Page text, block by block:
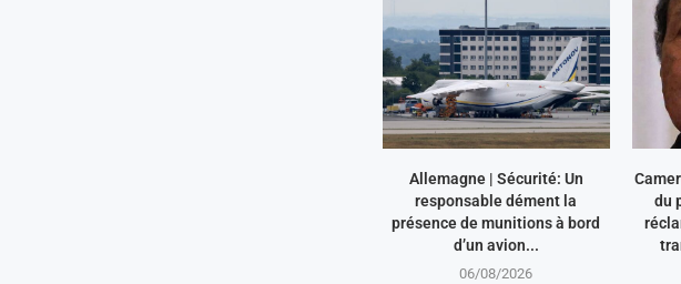
Allemagne | Sécurité: Un
responsable dément la
présence de munitions à bord
d’un avion...
06/08/2026
du